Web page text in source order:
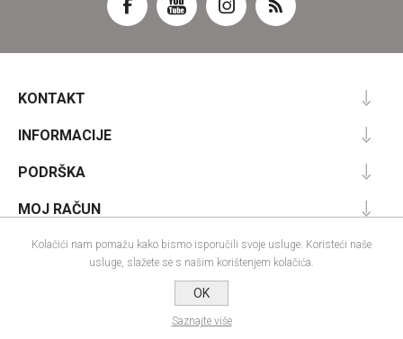
KONTAKT
INFORMACIJE
PODRŠKA
MOJ RAČUN
Powered bynopCommerce
Nop-Templates.com
Autorska prava; 2026 IRA commerce webshop. Sva prava pridržana.
Kolačići nam pomažu kako bismo isporučili svoje usluge. Koristeći naše
usluge, slažete se s našim korištenjem kolačića.
OK
Saznajte više